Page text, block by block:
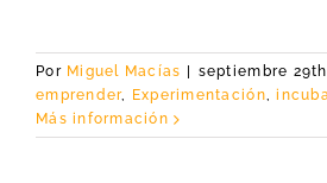
Por Miguel Macías septiembre
emprender, Experimentación,
Más información